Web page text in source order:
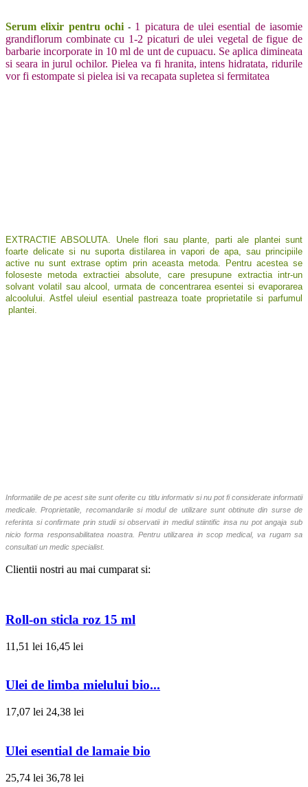
Serum elixir pentru ochi- 1 picatura de ulei esential de iasomie
grandiflorum combinate cu 1-2 picaturi de ulei vegetal de figue de
barbarie incorporate in 10 ml de unt de cupuacu. Se aplica dimineata
si seara in jurul ochilor. Pielea va fi hranita, intens hidratata, ridurile
vor fi estompate si pielea isi va recapata supletea si fermitatea
EXTRACTIE ABSOLUTA. Unele flori sau plante, parti ale plantei sunt
foarte delicate si nu suporta distilarea in vapori de apa, sau principiile
active nu sunt extrase optim prin aceasta metoda. Pentru acestea se
foloseste metoda extractiei absolute, care presupune extractia intr-un
solvant volatil sau alcool, urmata de concentrarea esentei si evaporarea
alcoolului. Astfel uleiul esential pastreaza toate proprietatile si parfumul
plantei.
Informatiile de pe acest site sunt oferite cu titlu informativ si nu pot fi considerate informatii
medicale. Proprietatile, recomandarile si modul de utilizare sunt obtinute din surse de
referinta si confirmate prin studii si observatii in mediul stiintific insa nu pot angaja sub
nicio forma responsabilitatea noastra. Pentru utilizarea in scop medical, va rugam sa
consultati un medic specialist.
Clientii nostri au mai cumparat si:
Roll-on sticla roz 15 ml
11,51 lei 16,45 lei
Ulei de limba mielului bio...
17,07 lei 24,38 lei
Ulei esential de lamaie bio
25,74 lei 36,78 lei